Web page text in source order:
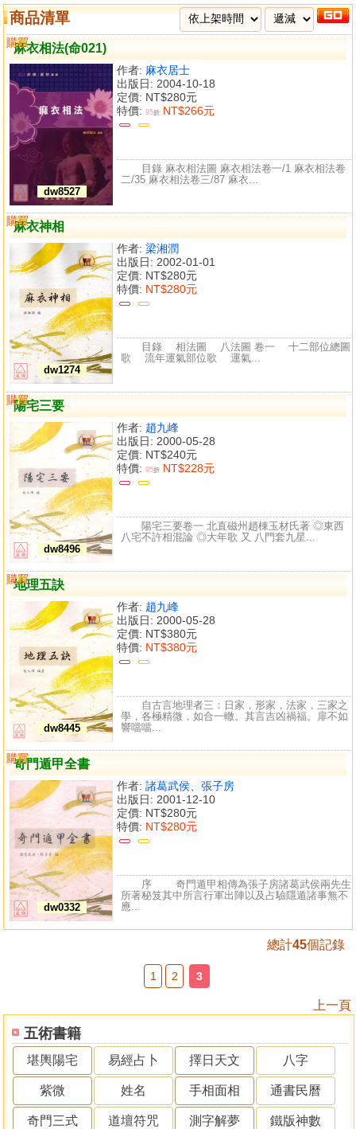
五術書籍
堪輿陽宅 易經占卜 擇日天文 八字
紫微 姓名 手相面相 通書民曆
奇門三式 道壇符咒 測字解夢 鐵版神數
商品清單
麻衣相法(命021)
dw8527
作者: 麻衣居士
出版日: 2004-10-18
定價: NT$280元
特價: 95折 NT$266元
購買
比較
目錄 麻衣相法圖 麻衣相法卷一/1 麻衣相法卷
二/35 麻衣相法卷三/87 麻衣...
麻衣神相
dw1274
作者: 梁湘潤
出版日: 2002-01-01
定價: NT$280元
特價: NT$280元
購買
比較
目錄 相法圖 八法圖 卷一 十二部位總圖
歌 流年運氣部位歌 運氣...
陽宅三要
dw8496
作者: 趙九峰
出版日: 2000-05-28
定價: NT$240元
特價: 95折 NT$228元
購買
比較
陽宅三要卷一 北直磁州趙棟玉材氏著 ◎東西
八宅不許相混論 ◎大年歌 又 八門套九星...
地理五訣
dw8445
作者: 趙九峰
出版日: 2000-05-28
定價: NT$380元
特價: NT$380元
購買
比較
自古言地理者三：日家，形家，法家，三家之
學，各極精微，如合一轍。其言吉凶禍福。扉不如
響噹噹...
奇門遁甲全書
dw0332
作者: 諸葛武侯、張子房
出版日: 2001-12-10
定價: NT$280元
特價: NT$280元
購買
比較
序 奇門遁甲相傳為張子房諸葛武侯兩先生
所著秘笈其中所言行軍出陣以及占驗隱遁諸事無不
應...
總計45個記錄
1 2 3
上一頁